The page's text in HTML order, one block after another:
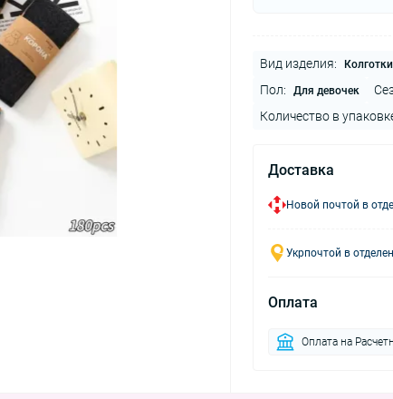
Вид изделия: Колготки
Пол: Для девочек
Количество в
Доставка
Новой почтой в
Укрпочтой в
Оплата
Оплата на